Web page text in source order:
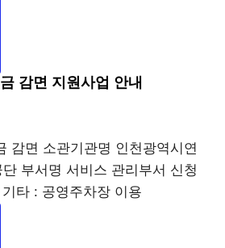
감면 지원사업 안내
감면 소관기관명 인천광역시연
부서명 서비스 관리부서 신청
타 : 공영주차장 이용